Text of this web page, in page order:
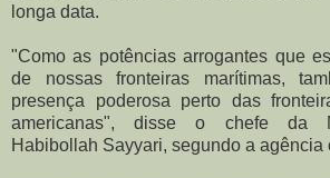
longa data.
"Como as potências arrogantes que
de nossas fronteiras marítimas,
presença poderosa perto das
americanas", disse o chefe da
Habibollah Sayyari, segundo a agência